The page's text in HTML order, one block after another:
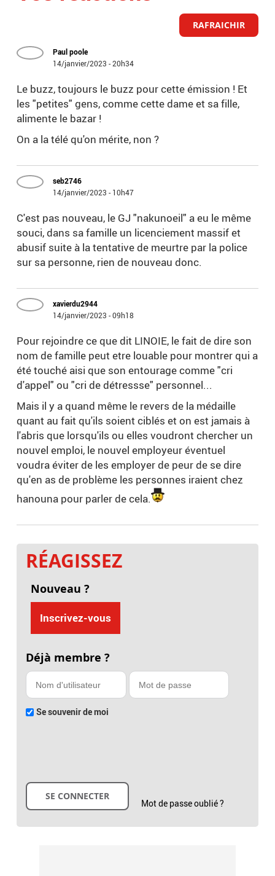
RAFRAICHIR
Paul poole
14/janvier/2023 - 20h34
Le buzz, toujours le buzz pour cette émission ! Et
les "petites" gens, comme cette dame et sa fille,
alimente le bazar !
On a la télé qu'on mérite, non ?
seb2746
14/janvier/2023 - 10h47
C'est pas nouveau, le GJ "nakunoeil" a eu le même
souci, dans sa famille un licenciement massif et
abusif suite à la tentative de meurtre par la police
sur sa personne, rien de nouveau donc.
xavierdu2944
14/janvier/2023 - 09h18
Pour rejoindre ce que dit LINOIE, le fait de dire son
nom de famille peut etre louable pour montrer qui a
été touché aisi que son entourage comme "cri
d'appel" ou "cri de détressse" personnel...
Mais il y a quand même le revers de la médaille
quant au fait qu'ils soient ciblés et on est jamais à
l'abris que lorsqu'ils ou elles voudront chercher un
nouvel emploi, le nouvel employeur éventuel
voudra éviter de les employer de peur de se dire
qu'en as de problème les personnes iraient chez
hanouna pour parler de cela.
RÉAGISSEZ
Nouveau ?
Inscrivez-vous
Déjà membre ?
Se souvenir de moi
Mot de passe oublié ?